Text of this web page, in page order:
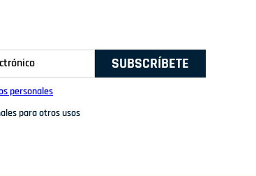
SUBSCRÍBETE
personales
para otros usos